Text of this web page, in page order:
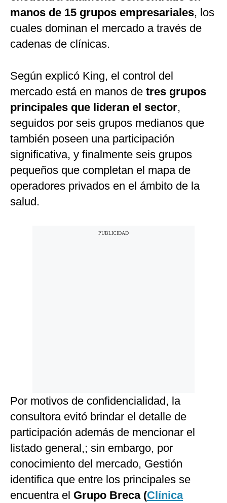
manos de 15 grupos empresariales, los
cuales dominan el mercado a través de
cadenas de clínicas.
Según explicó King, el control del
mercado está en manos de tres grupos
principales que lideran el sector,
seguidos por seis grupos medianos que
también poseen una participación
significativa, y finalmente seis grupos
pequeños que completan el mapa de
operadores privados en el ámbito de la
salud.
Por motivos de confidencialidad, la
consultora evitó brindar el detalle de
participación además de mencionar el
listado general,; sin embargo, por
conocimiento del mercado, Gestión
identifica que entre los principales se
encuentra el Grupo Breca (Clínica